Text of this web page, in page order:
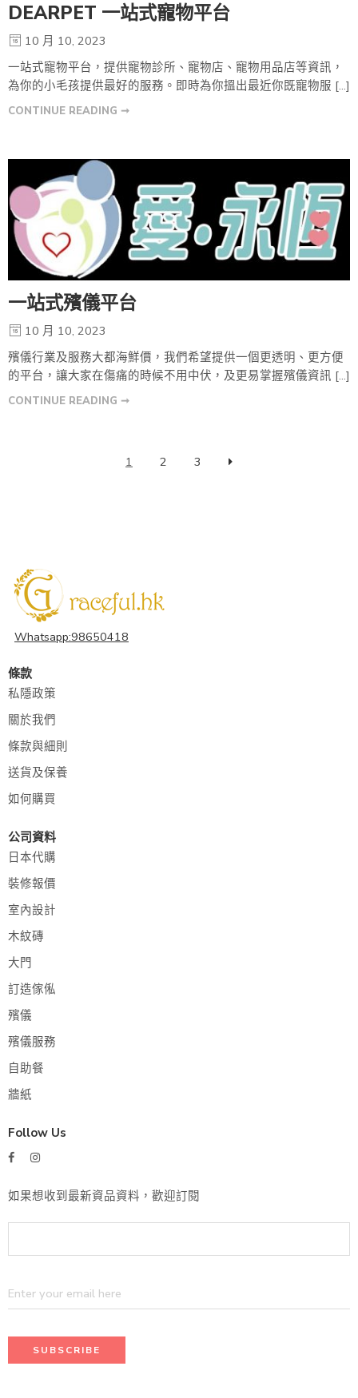
DEARPET 一站式寵物平台
10 月 10, 2023
一站式寵物平台，提供寵物診所、寵物店、寵物用品店等資訊，
為你的小毛孩提供最好的服務。即時為你搵出最近你既寵物服 […]
CONTINUE READING ➞
一站式殯儀平台
10 月 10, 2023
殯儀行業及服務大都海鮮價，我們希望提供一個更透明、更方便
的平台，讓大家在傷痛的時候不用中伏，及更易掌握殯儀資訊 […]
CONTINUE READING ➞
1 2 3
Whatsapp:98650418
條款
私隱政策
關於我們
條款與細則
送貨及保養
如何購買
公司資料
日本代購
裝修報價
室內設計
木紋磚
大門
訂造傢俬
殯儀
殯儀服務
自助餐
牆紙
Follow Us
如果想收到最新資品資料，歡迎訂閱